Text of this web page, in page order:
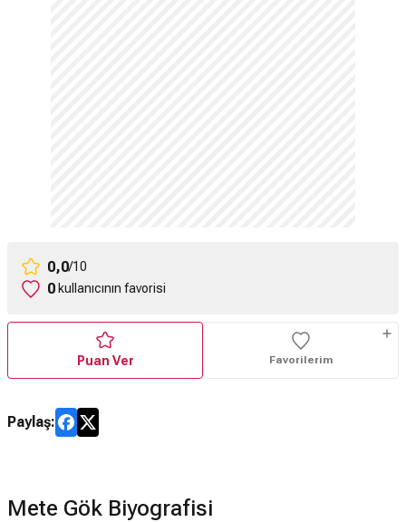
0,0/10
0 kullanıcının favorisi
Puan Ver Favorilerim
Paylaş:
Mete Gök Biyografisi